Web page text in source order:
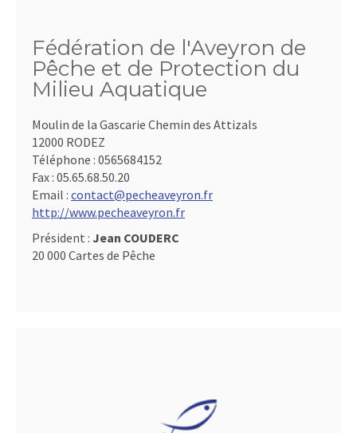
Fédération de l'Aveyron de
Pêche et de Protection du
Milieu Aquatique
Moulin de la Gascarie Chemin des Attizals
12000 RODEZ
Téléphone : 0565684152
Fax : 05.65.68.50.20
Email : contact@pecheaveyron.fr
http://www.pecheaveyron.fr
Président : Jean COUDERC
20 000 Cartes de Pêche